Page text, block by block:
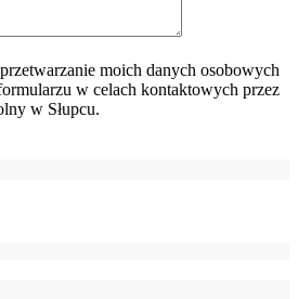
moich danych osobowych
w celach kontaktowych przez
w Słupcu.